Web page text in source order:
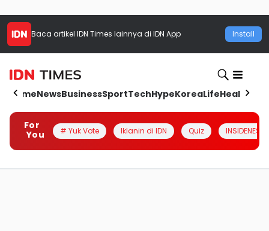
Baca artikel IDN Times lainnya di IDN App Install
HomeNewsBusinessSportTechHypeKoreaLifeHealth
For
You
# Yuk Vote Iklanin di IDN Quiz INSIDENESIA